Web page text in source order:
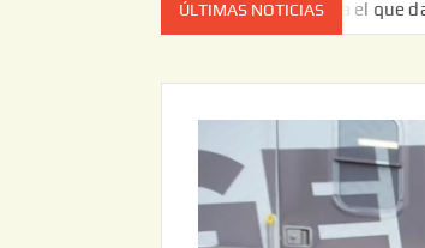
ÚLTIMAS NOTICIAS
no es el estado de cuenta el que da el susto